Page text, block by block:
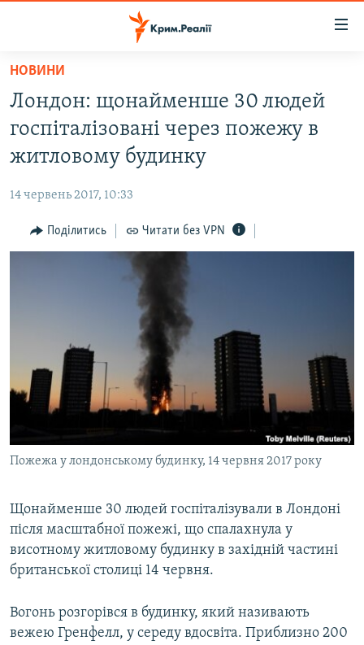
Перейти
основного
матеріалу
до
основної
навігації
Перейти
до
ВОДА.КРИМ
БЛОГИ
ПОГЛЯД
ДЕПОРТАЦІЯ
ВІДЕОУРОКИ «ELIFBE»
СВІДЧЕННЯ ОКУПАЦІЇ
ІНФОГРАФІКА
ЯК ОБІЙТИ БЛОКУВАННЯ
Русский
ДОЛУЧАЙСЯ!
НОВИНИ
Лондон: щонайменше 30 людей
госпіталізовані через пожежу в
житловому будинку
14 червень 2017, 10:33
Поділитись Читати без VPN
Пожежа у лондонському будинку, 14 червня 2017 року
Щонайменше 30 людей госпіталізували в Лондоні
після масштабної пожежі, що спалахнула у
висотному житловому будинку в західній частині
британської столиці 14 червня.
Вогонь розгорівся в будинку, який називають
вежею Гренфелл, у середу вдосвіта. Приблизно 200